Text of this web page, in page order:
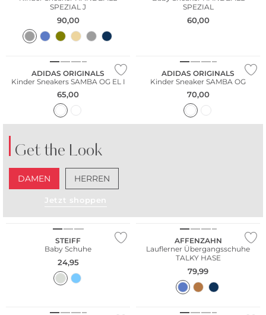
SPEZIAL J
90,00
SPEZIAL
60,00
ADIDAS ORIGINALS
Kinder Sneakers SAMBA OG EL I
65,00
ADIDAS ORIGINALS
Kinder Sneaker SAMBA OG
70,00
Get the Look
DAMEN HERREN
Jetzt shoppen
STEIFF
Baby Schuhe
24,95
AFFENZAHN
Lauflerner Übergangsschuhe
TALKY HASE
79,99